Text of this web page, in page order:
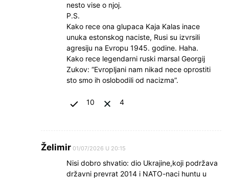
nesto vise o njoj.
P.S.
Kako rece ona glupaca Kaja Kalas inace
unuka estonskog naciste, Rusi su izvrsili
agresiju na Evropu 1945. godine. Haha.
Kako rece legendarni ruski marsal Georgij
Zukov: “Evropljani nam nikad nece oprostiti
sto smo ih oslobodili od nacizma”.
10 4
Želimir 01/07/2026 U 20:15
Nisi dobro shvatio: dio Ukrajine,koji podržava
državni prevrat 2014 i NATO-naci huntu u